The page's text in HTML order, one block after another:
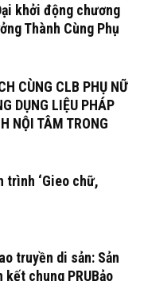
khởi động chương
Thành Cùng Phụ
CÙNG CLB PHỤ NỮ
DỤNG LIỆU PHÁP
NỘI TÂM TRONG
trình ‘Gieo chữ,
truyền di sản: Sản
kết chung PRUBảo